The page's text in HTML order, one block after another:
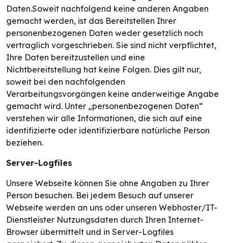
Daten.Soweit nachfolgend keine anderen Angaben
gemacht werden, ist das Bereitstellen Ihrer
personenbezogenen Daten weder gesetzlich noch
vertraglich vorgeschrieben. Sie sind nicht verpflichtet,
Ihre Daten bereitzustellen und eine
Nichtbereitstellung hat keine Folgen. Dies gilt nur,
soweit bei den nachfolgenden
Verarbeitungsvorgängen keine anderweitige Angabe
gemacht wird. Unter „personenbezogenen Daten“
verstehen wir alle Informationen, die sich auf eine
identifizierte oder identifizierbare natürliche Person
beziehen.
Server-Logfiles
Unsere Webseite können Sie ohne Angaben zu Ihrer
Person besuchen. Bei jedem Besuch auf unserer
Webseite werden an uns oder unseren Webhoster/IT-
Dienstleister Nutzungsdaten durch Ihren Internet-
Browser übermittelt und in Server-Logfiles